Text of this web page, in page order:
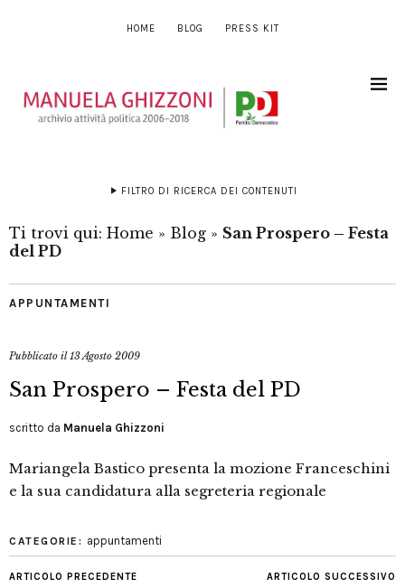
HOME BLOG PRESS KIT
FILTRO DI RICERCA DEI CONTENUTI
Ti trovi qui: Home » Blog » San Prospero – Festa
del PD
APPUNTAMENTI
Pubblicato il13 Agosto 2009
San Prospero – Festa del PD
scritto da Manuela Ghizzoni
Mariangela Bastico presenta la mozione Franceschini
e la sua candidatura alla segreteria regionale
CATEGORIE: appuntamenti
ARTICOLO PRECEDENTE ARTICOLO SUCCESSIVO